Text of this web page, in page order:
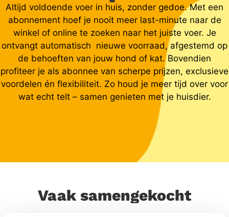
Altijd voldoende voer in huis, zonder gedoe. Met een
abonnement hoef je nooit meer last-minute naar de
winkel of online te zoeken naar het juiste voer. Je
ontvangt automatisch nieuwe voorraad, afgestemd op
de behoeften van jouw hond of kat. Bovendien
profiteer je als abonnee van scherpe prijzen, exclusieve
voordelen én flexibiliteit. Zo houd je meer tijd over voor
wat echt telt – samen genieten met je huisdier.
Vaak samengekocht